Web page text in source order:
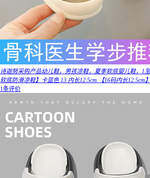
诗迦努采购产品幼儿鞋，男孩凉鞋，夏季软底婴儿鞋，1
软底防滑凉鞋】卡蓝色 13 内长12.5cm 【16码内长12.5cm】
1条评价